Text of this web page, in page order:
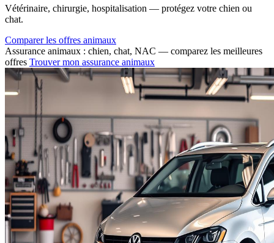
Vétérinaire, chirurgie, hospitalisation — protégez votre chien ou
chat.
Comparer les offres animaux
Assurance animaux : chien, chat, NAC — comparez les meilleures
offres Trouver mon assurance animaux